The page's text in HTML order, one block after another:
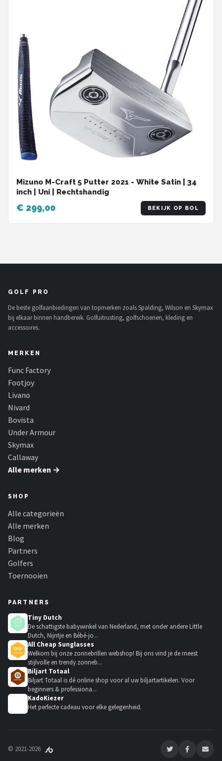
Mizuno M-Craft 5 Putter 2021 - White Satin | 34
inch | Uni | Rechtshandig
€ 299,00 BEKIJK OP BOL
GOLF PRO
De beste golfaanbiedingen van topmerken zoals Spalding, Wilson en Skymax
bij elkaar binnen handbereik. Golfuitrusting, golfschoenen, kleding en
accessoires.
MERKEN
Func Factory
Footjoy
Livano
Nivard
Bovista
Under Armour
Skymax
Callaway
Alle merken →
SHOP
Alle categorieën
Alle merken
Blog
Partners
Golfers
Toernooien
PARTNERS
Tiny Dutch
De schattigste babywinkel van Nederland, met onder andere Little
Dutch, Nijntje en Bébé-jo...
All Cheap Sunglasses
Welkom bij onze zonnebrillen webshop! Bij ons vind je de meest
stijlvolle en trendy zonneb...
Biljart Totaal
Biljart Totaal is dé online shop voor al uw biljartartikelen. Voor
beginners & professiona...
KadoKiezer
Het perfecte cadeau voor elke gelegenheid.
© 2021-2026